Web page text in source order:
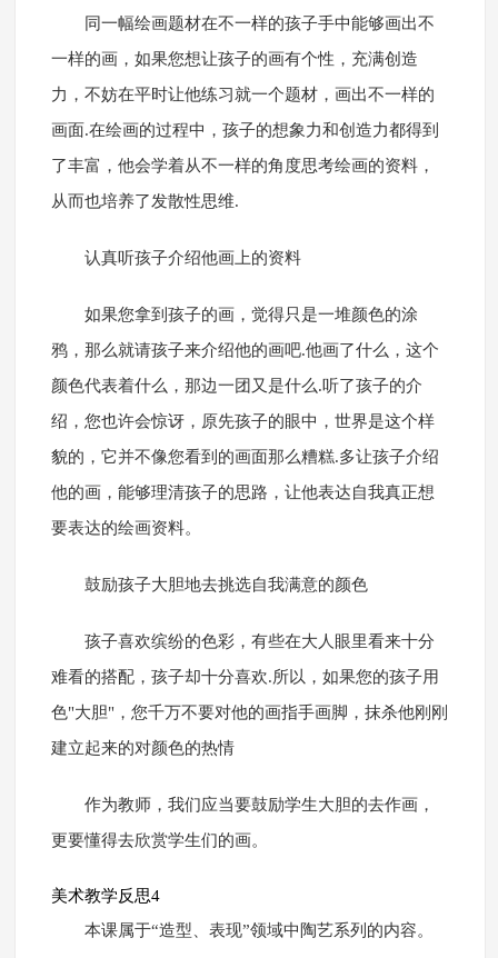
同一幅绘画题材在不一样的孩子手中能够画出不
一样的画，如果您想让孩子的画有个性，充满创造
力，不妨在平时让他练习就一个题材，画出不一样的
画面.在绘画的过程中，孩子的想象力和创造力都得到
了丰富，他会学着从不一样的角度思考绘画的资料，
从而也培养了发散性思维.
认真听孩子介绍他画上的资料
如果您拿到孩子的画，觉得只是一堆颜色的涂
鸦，那么就请孩子来介绍他的画吧.他画了什么，这个
颜色代表着什么，那边一团又是什么.听了孩子的介
绍，您也许会惊讶，原先孩子的眼中，世界是这个样
貌的，它并不像您看到的画面那么糟糕.多让孩子介绍
他的画，能够理清孩子的思路，让他表达自我真正想
要表达的绘画资料。
鼓励孩子大胆地去挑选自我满意的颜色
孩子喜欢缤纷的色彩，有些在大人眼里看来十分
难看的搭配，孩子却十分喜欢.所以，如果您的孩子用
色"大胆"，您千万不要对他的画指手画脚，抹杀他刚刚
建立起来的对颜色的热情
作为教师，我们应当要鼓励学生大胆的去作画，
更要懂得去欣赏学生们的画。
美术教学反思4
本课属于“造型、表现”领域中陶艺系列的内容。